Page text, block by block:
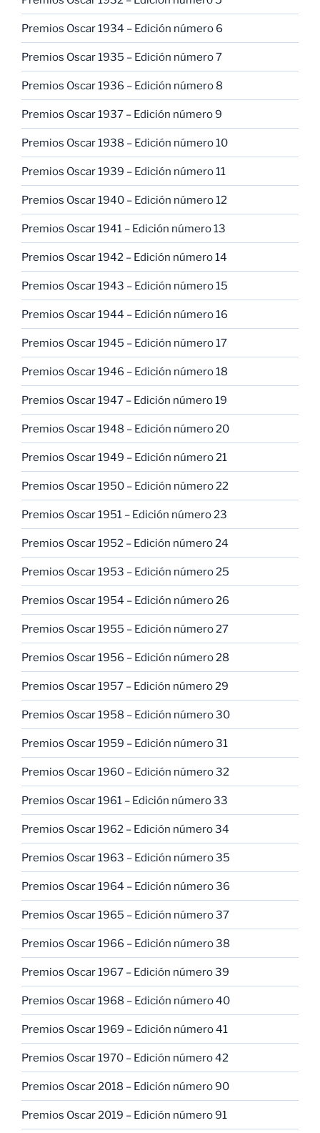
Premios Oscar 1934 – Edición número 6
Premios Oscar 1935 – Edición número 7
Premios Oscar 1936 – Edición número 8
Premios Oscar 1937 – Edición número 9
Premios Oscar 1938 – Edición número 10
Premios Oscar 1939 – Edición número 11
Premios Oscar 1940 – Edición número 12
Premios Oscar 1941 – Edición número 13
Premios Oscar 1942 – Edición número 14
Premios Oscar 1943 – Edición número 15
Premios Oscar 1944 – Edición número 16
Premios Oscar 1945 – Edición número 17
Premios Oscar 1946 – Edición número 18
Premios Oscar 1947 – Edición número 19
Premios Oscar 1948 – Edición número 20
Premios Oscar 1949 – Edición número 21
Premios Oscar 1950 – Edición número 22
Premios Oscar 1951 – Edición número 23
Premios Oscar 1952 – Edición número 24
Premios Oscar 1953 – Edición número 25
Premios Oscar 1954 – Edición número 26
Premios Oscar 1955 – Edición número 27
Premios Oscar 1956 – Edición número 28
Premios Oscar 1957 – Edición número 29
Premios Oscar 1958 – Edición número 30
Premios Oscar 1959 – Edición número 31
Premios Oscar 1960 – Edición número 32
Premios Oscar 1961 – Edición número 33
Premios Oscar 1962 – Edición número 34
Premios Oscar 1963 – Edición número 35
Premios Oscar 1964 – Edición número 36
Premios Oscar 1965 – Edición número 37
Premios Oscar 1966 – Edición número 38
Premios Oscar 1967 – Edición número 39
Premios Oscar 1968 – Edición número 40
Premios Oscar 1969 – Edición número 41
Premios Oscar 1970 – Edición número 42
Premios Oscar 2018 – Edición número 90
Premios Oscar 2019 – Edición número 91